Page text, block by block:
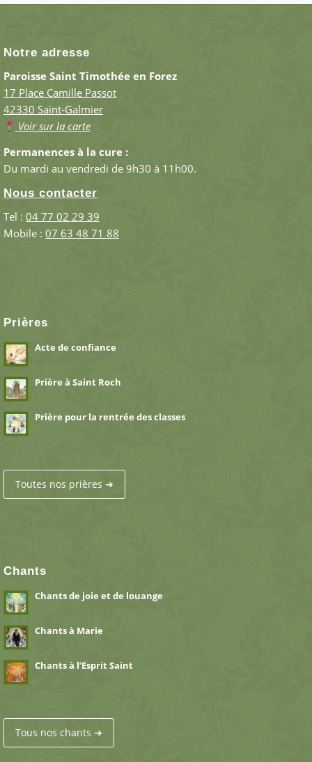
Notre adresse
Paroisse Saint Timothée en Forez
17 Place Camille Passot
42330 Saint-Galmier
Voir sur la carte
Permanences à la cure :
Du mardi au vendredi de 9h30 à 11h00.
Nous contacter
Tel : 04 77 02 29 39
Mobile : 07 63 48 71 88
Prières
Acte de confiance
Prière à Saint Roch
Prière pour la rentrée des classes
Toutes nos prières ➔
Chants
Chants de joie et de louange
Chants à Marie
Chants à l’Esprit Saint
Tous nos chants ➔